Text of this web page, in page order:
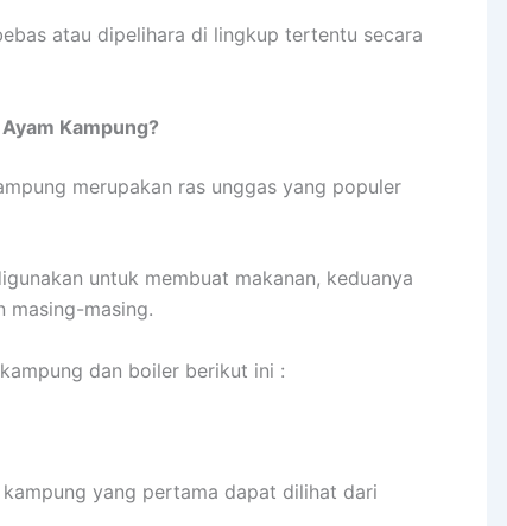
atau dipelihara di lingkup tertentu secara
Kampung?
merupakan ras unggas yang populer
untuk membuat makanan, keduanya
masing-masing.
dan boiler berikut ini :
yang pertama dapat dilihat dari